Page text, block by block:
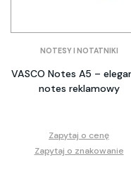
NOTESY I NOTATNIKI
VASCO Notes A5 –
notes reklamowy
Zapytaj o cenę
Zapytaj o znakowanie